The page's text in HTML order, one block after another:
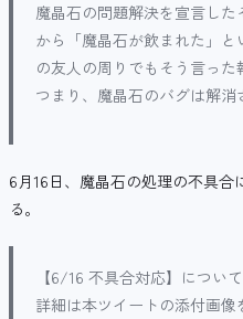
魔晶石の問題解決を宣言し
から「魔晶石が飲まれた」
の友人の周りでもそう言った
つまり、魔晶石のバグは解消
6月16日、魔晶石の処理の不具
る。
【6/16 不具合対応】につい
詳細は本ツイートの添付画